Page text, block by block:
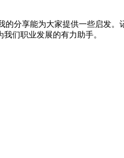
分享能为大家提供一些启发。
我们职业发展的有力助手。